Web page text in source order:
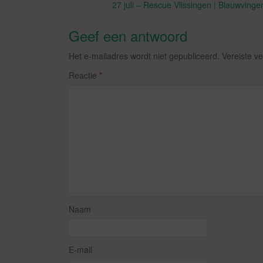
27 juli – Rescue Vlissingen |
Geef een antwoord
Het e-mailadres wordt niet gepubliceerd. Vereiste
Reactie *
Naam
E-mail